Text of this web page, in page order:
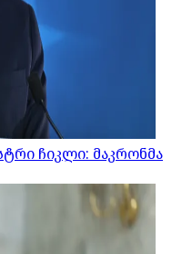
ჩიკლი: მაკრონმა